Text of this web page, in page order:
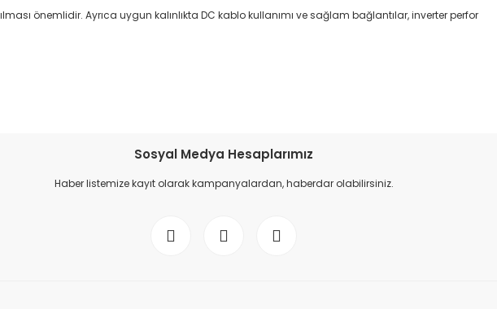
önemlidir. Ayrıca uygun kalınlıkta DC kablo kullanımı ve sağlam bağlantılar, inverter perfor
Sosyal Medya Hesaplarımız
Haber listemize kayıt olarak kampanyalardan, haberdar olabilirsiniz.